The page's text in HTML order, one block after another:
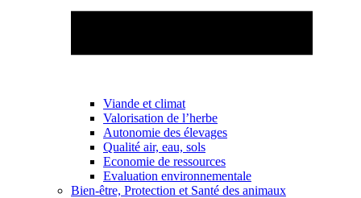
Viande et climat
Valorisation de l’herbe
Autonomie des élevages
Qualité air, eau, sols
Economie de ressources
Evaluation environnementale
Bien-être, Protection et Santé des animaux